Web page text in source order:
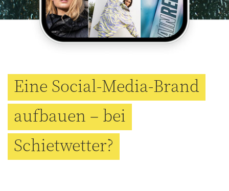
Eine Social-Media-Brand
aufbauen – bei
Schietwetter?